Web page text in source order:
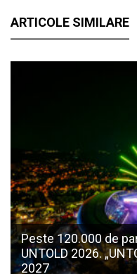
ARTICOLE SIMILARE
Peste 120.000 de
UNTOLD 2026.
2027